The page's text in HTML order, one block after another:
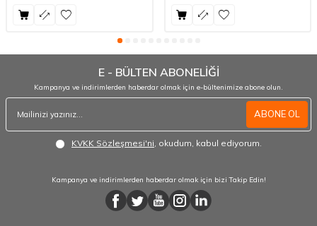
E - BÜLTEN ABONELİĞİ
Kampanya ve indirimlerden haberdar olmak için e-bültenimize abone olun.
ABONE OL
KVKK Sözleşmesi'ni , okudum, kabul ediyorum.
Kampanya ve indirimlerden haberdar olmak için bizi Takip Edin!